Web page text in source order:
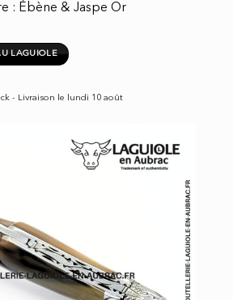
: Ébène & Jaspe Or
LAGUIOLE
- Livraison le lundi 10 août